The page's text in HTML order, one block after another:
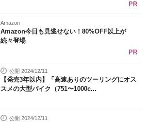
PR
Amazon
Amazon今日も見逃せない！80%OFF以上が
続々登場
PR
公開 2024/12/11
【発売3年以内】「高速ありのツーリングにオス
スメの大型バイク（751〜1000c...
公開 2024/12/11